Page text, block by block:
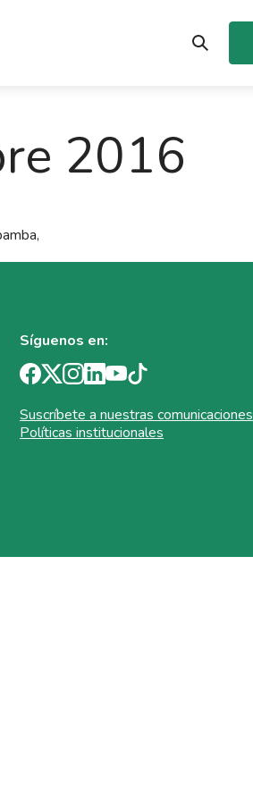
2016
Síguenos en:
Suscríbete a nuestras comunicaciones
Políticas institucionales